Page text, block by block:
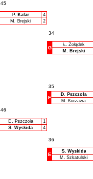
45
34
P. Kafar
4
M. Brejski
2
G
Ł. Żołądek
M. Brejski
35
46
F
D. Pszczoła
M. Kurzawa
36
D. Pszczoła
1
S. Wyskida
4
E
S. Wyskida
M. Szkatulski